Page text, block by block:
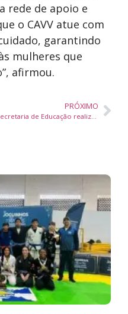
rede de apoio e
o CAVV atue com
garantindo
mulheres que
afirmou.
PRÓXIMO
Secretaria de Educação realiza capacitação sobre o Programa Dinheiro Direto na Escola